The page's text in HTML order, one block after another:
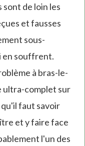
sont de loin les
et fausses
sous-
en souffrent.
à bras-le-
ultra-complet sur
faut savoir
et y faire face
l'un des